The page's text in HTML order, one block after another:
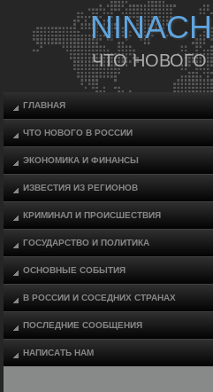
ЧТО НОВОГО
ГЛАВНАЯ
ЧТО НОВОГО В РОССИИ
ЭКОНОМИКА И ФИНАНСЫ
ИЗВЕСТИЯ ИЗ РЕГИОНОВ
КРИМИНАЛ И ПРОИСШЕСТВИЯ
ГОСУДАРСТВО И ПОЛИТИКА
ОСНОВНЫЕ СОБЫТИЯ
В РОССИИ И СОСЕДНИХ СТРАНАХ
ПОСЛЕДНИЕ СООБЩЕНИЯ
НАПИСАТЬ НАМ